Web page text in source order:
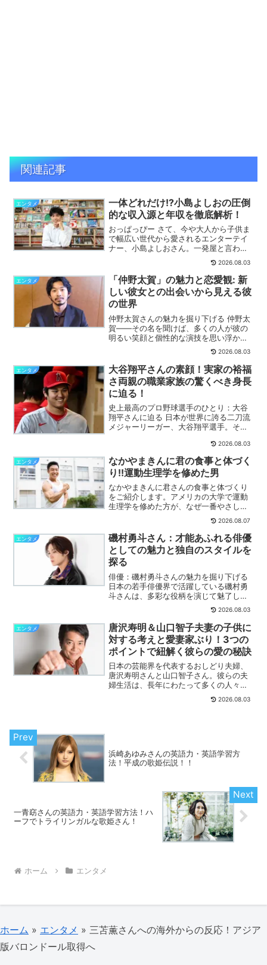
関連記事
エンタメ
一体どれだけ!?小島よしおの圧倒
的な収入源と年収を徹底解析！
おっぱっぴー さて、今や大人から子供ま
で幅広い世代から愛されるエンターテイ
ナー、小島よしおさん。一発屋と言われ
ながらもテレビに出続けている彼の年収
や月収はいったいどれくらいなのでしょ
うか。詳しく解説します。
2026.08.03
エンタメ
「仲野太賀」の魅力と恋愛観: 新
しい彼女との出会いから見える彼
の世界
仲野太賀さんの魅力を掘り下げる 仲野太
賀――その名を聞けば、多くの人が彼の
明るい笑顔と個性的な演技を思い浮かべ
るでしょう。詳しく解説します。2026.08.03
エンタメ
大谷翔平さんの素顔！実家の裕福
さ両親の職業家族の驚くべき身長
に迫る！
史上最高のプロ野球選手のひとり：大谷
翔平さんに迫る 日本が世界に誇る二刀流
メジャーリーガー、大谷翔平選手。その
ら絶大な支持を受けています。詳しく解
説します。
2026.08.03
エンタメ
なかやまきんに君の食事と体づく
り!!運動生理学を修めた男
なかやまきんに君さんの食事と体づくり
をご紹介します。アメリカの大学で運動
生理学を修めた方が、なぜ一番やさしい
運動を勧めるのか。その理由まで詳しく
2026.08.07
エンタメ
磯村勇斗さん：才能あふれる俳優
としての魅力と独自のスタイルを
探る
俳優：磯村勇斗さんの魅力を掘り下げる
日本の若手俳優界で活躍している磯村勇
斗さんは、多彩な役柄を演じて魅了し続
けています。詳しく解説します。2026.08.03
エンタメ
唐沢寿明＆山口智子夫妻の子供に
対する考えと愛妻家ぶり！3つの
ポイントで紐解く彼らの愛の秘訣
日本の芸能界を代表するおしどり夫婦、
唐沢寿明さんと山口智子さん。彼らの夫
婦生活は、長年にわたって多くの人々に
2026.08.03
浜崎あゆみさんの英語力・英語学習方
法！平成の歌姫伝説！！
一青窈さんの英語力・英語学習方法！ハ
ーフでトライリンガルな歌姫さん！
ホーム エンタメ
ホーム » エンタメ » 三苫薫さんへの海外からの反応！アジア
版バロンドール取得へ